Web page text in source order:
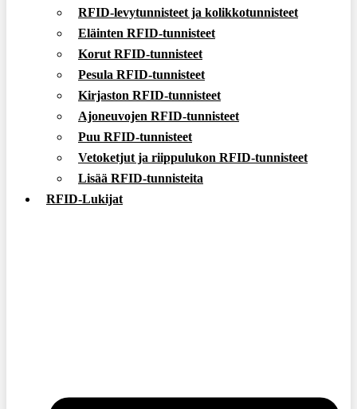
RFID-levytunnisteet ja kolikkotunnisteet
Eläinten RFID-tunnisteet
Korut RFID-tunnisteet
Pesula RFID-tunnisteet
Kirjaston RFID-tunnisteet
Ajoneuvojen RFID-tunnisteet
Puu RFID-tunnisteet
Vetoketjut ja riippulukon RFID-tunnisteet
Lisää RFID-tunnisteita
RFID-Lukijat